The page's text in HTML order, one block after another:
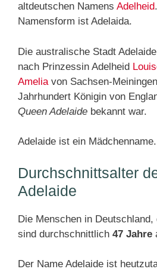
altdeutschen Namens Adelheid
Namensform ist Adelaida.
Die australische Stadt
nach Prinzessin Adelheid
Amelia von Sachsen-
Jahrhundert Königin von
Queen Adelaide bekannt war.
Adelaide ist ein Mädchenname.
Durchschnittsalter
Adelaide
Die Menschen in Deutschland,
sind durchschnittlich 47 Jahre
Der Name Adelaide ist